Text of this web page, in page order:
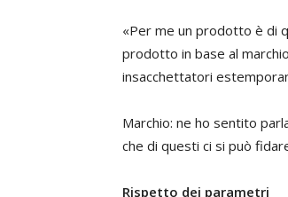
«Per me un prodotto è di
prodotto in base al
insacchettatori
Marchio: ne ho sentito
che di questi ci si può
Rispetto dei parametri